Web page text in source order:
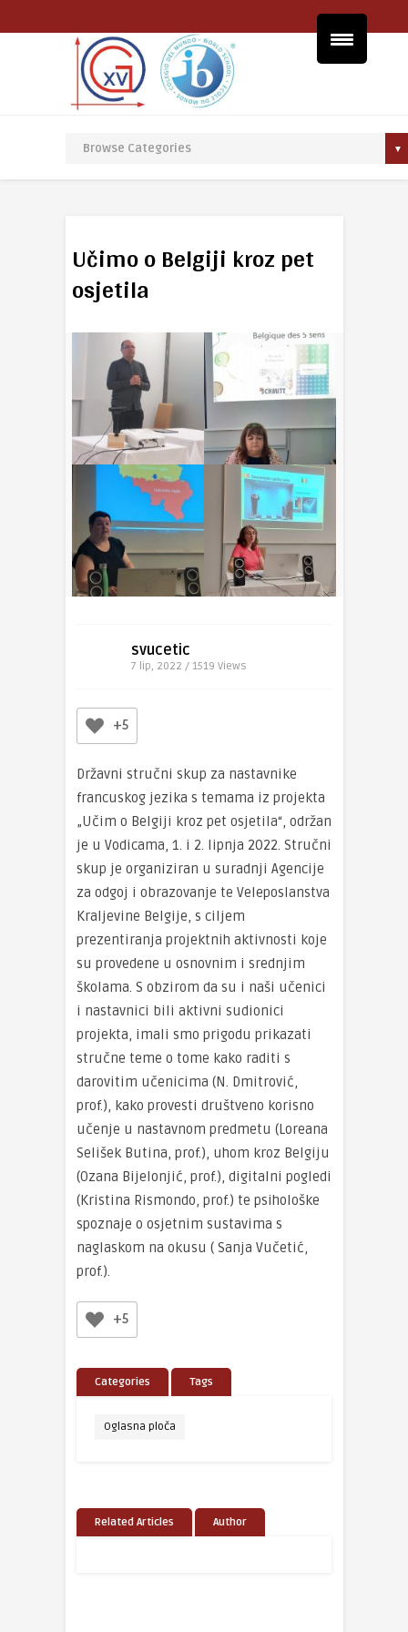
Učimo o Belgiji kroz pet
osjetila
svucetic
7 lip, 2022 / 1519 Views
+5
Državni stručni skup za nastavnike
francuskog jezika s temama iz projekta
„Učim o Belgiji kroz pet osjetila“, održan
je u Vodicama, 1. i 2. lipnja 2022. Stručni
skup je organiziran u suradnji Agencije
za odgoj i obrazovanje te Veleposlanstva
Kraljevine Belgije, s ciljem
prezentiranja projektnih aktivnosti koje
su provedene u osnovnim i srednjim
školama. S obzirom da su i naši učenici
i nastavnici bili aktivni sudionici
projekta, imali smo prigodu prikazati
stručne teme o tome kako raditi s
darovitim učenicima (N. Dmitrović,
prof.), kako provesti društveno korisno
učenje u nastavnom predmetu (Loreana
Selišek Butina, prof.), uhom kroz Belgiju
(Ozana Bijelonjić, prof.), digitalni pogledi
(Kristina Rismondo, prof.) te psihološke
spoznaje o osjetnim sustavima s
naglaskom na okusu ( Sanja Vučetić,
prof.).
+5
Categories Tags
Oglasna ploča
Related Articles Author